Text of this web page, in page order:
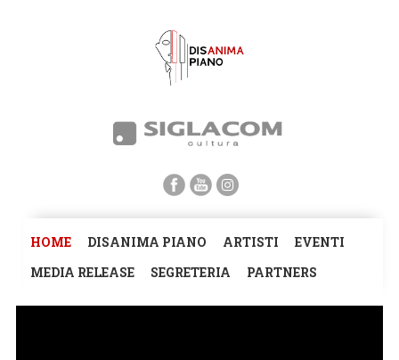
HOME DISANIMA PIANO ARTISTI
EVENTI
MEDIA RELEASE
SEGRETERIA PARTNERS